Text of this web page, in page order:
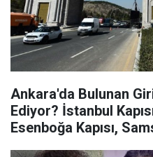
Ankara'da Bulunan
Ediyor? İstanbul
Esenboğa Kapısı,